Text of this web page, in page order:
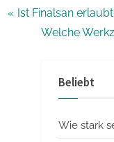
PIst Finalsan
N
Welche
Beliebt
Wie stark